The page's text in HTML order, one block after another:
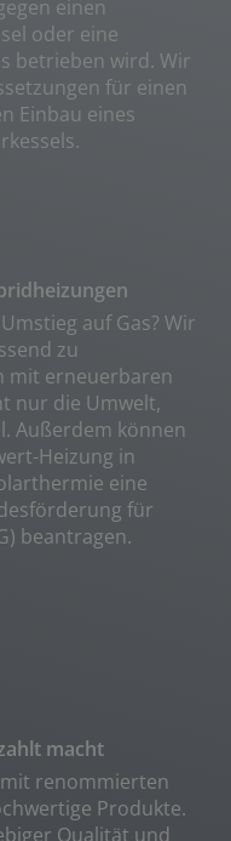
einen
oder eine
betrieben wird. Wir
für einen
Einbau eines
auf Gas? Wir
zu
mit erneuerbaren
nur die Umwelt,
Außerdem können
Heizung in
eine
für
beantragen.
macht
renommierten
Produkte.
Qualität und